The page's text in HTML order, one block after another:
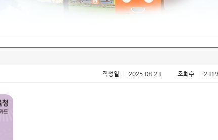
작성일 2025.08.23 조회수 2319